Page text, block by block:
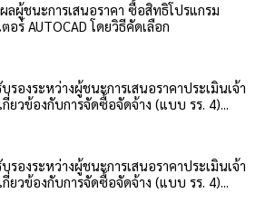
ลผู้ชนะการเสนอราคา ซื้อสิทธิโปรแกรม
อร์ AUTOCAD โดยวิธีคัดเลือก
บรองระหว่างผู้ชนะการเสนอราคาประเมินเจ้า
ยวข้องกับการจัดซื้อจัดจ้าง (แบบ รร. 4)...
บรองระหว่างผู้ชนะการเสนอราคาประเมินเจ้า
ยวข้องกับการจัดซื้อจัดจ้าง (แบบ รร. 4)...